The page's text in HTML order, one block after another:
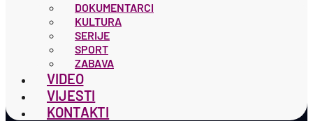
DOKUMENTARCI
KULTURA
SERIJE
SPORT
ZABAVA
VIDEO
VIJESTI
KONTAKTI